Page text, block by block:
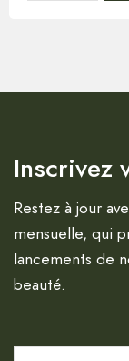
Inscrivez
Restez à jour
mensuelle, qui
lancements de
beauté.